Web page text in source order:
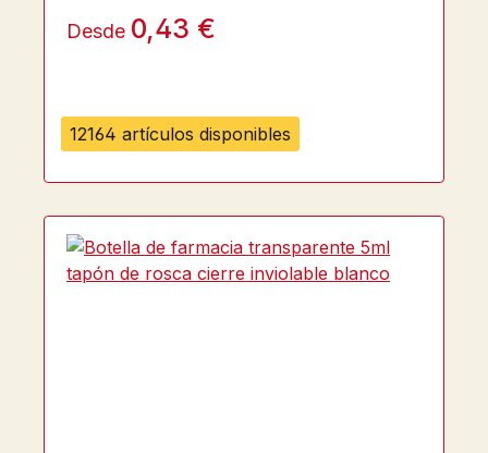
12164 artículos disponibles
Desde 0,43 €